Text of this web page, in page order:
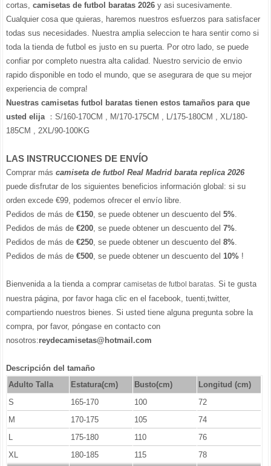
cortas, camisetas de futbol baratas 2026 y asi sucesivamente.
Cualquier cosa que quieras, haremos nuestros esfuerzos para satisfacer
todas sus necesidades. Nuestra amplia seleccion te hara sentir como si
toda la tienda de futbol es justo en su puerta. Por otro lado, se puede
confiar por completo nuestra alta calidad. Nuestro servicio de envio
rapido disponible en todo el mundo, que se asegurara de que su mejor
experiencia de compra!
Nuestras camisetas futbol baratas tienen estos tamaños para que
usted elija：S/160-170CM , M/170-175CM , L/175-180CM , XL/180-
185CM , 2XL/90-100KG
LAS INSTRUCCIONES DE ENVÍO
Comprar más camiseta de futbol Real Madrid barata replica 2026
puede disfrutar de los siguientes beneficios información global: si su
orden excede €99, podemos ofrecer el envío libre.
Pedidos de más de €150, se puede obtener un descuento del 5%.
Pedidos de más de €200, se puede obtener un descuento del 7%.
Pedidos de más de €250, se puede obtener un descuento del 8%.
Pedidos de más de €500, se puede obtener un descuento del 10% !
Bienvenida a la tienda a comprar camisetas de futbol baratas. Si te gusta
nuestra página, por favor haga clic en el facebook, tuenti,twitter,
compartiendo nuestros bienes. Si usted tiene alguna pregunta sobre la
compra, por favor, póngase en contacto con
nosotros:reydecamisetas@hotmail.com
Descripción del tamaño
Adulto Talla
Estatura(cm) Busto(cm)
Longitud (cm)
S
165-170 100
72
M
170-175 105
74
L
175-180 110
76
XL
180-185 115 78